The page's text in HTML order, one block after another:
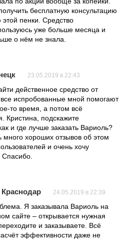
бесплатную консультацию
пенки. Средство
уже больше месяца и
о нём не знала.
23.05.2019 в 22:43
действенное средство от
все испробованные мной помогают
то время, а потом всё
Кристина, подскажите
и где лучше заказать Вариоль?
много хороших отзывов об этом
и очень хочу
Спасибо.
Краснодар 24.05.2019 в 22:39
Я заказывала Вариоль на
сайте – открывается нужная
и заказываете. Всё
эффективности даже не